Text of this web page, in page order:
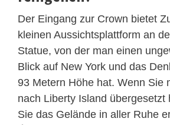
Der Eingang zur Crown bietet
kleinen Aussichtsplattform an
Statue, von der man einen
Blick auf New York und das
93 Metern Höhe hat. Wenn Sie
nach Liberty Island übergesetzt
Sie das Gelände in aller Ruhe